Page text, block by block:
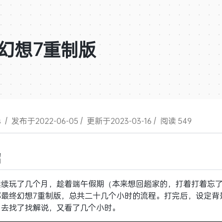
想7重制版
/ 发布于2022-06-05 / 更新于2023-03-16 / 阅读 549
玩了几个月，趁着端午假期（本来想回趟家的，打着打着忘
终幻想7重制版，总共二十几个小时的流程。打完后，设定
找了找解说，又看了几个小时。